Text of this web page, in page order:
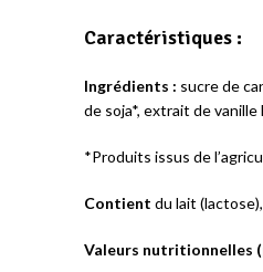
Caractéristiques :
Ingrédients : sucre de
de soja*, extrait de vanille
*Produits issus de
Contient du lait
Valeurs nutritionnelles